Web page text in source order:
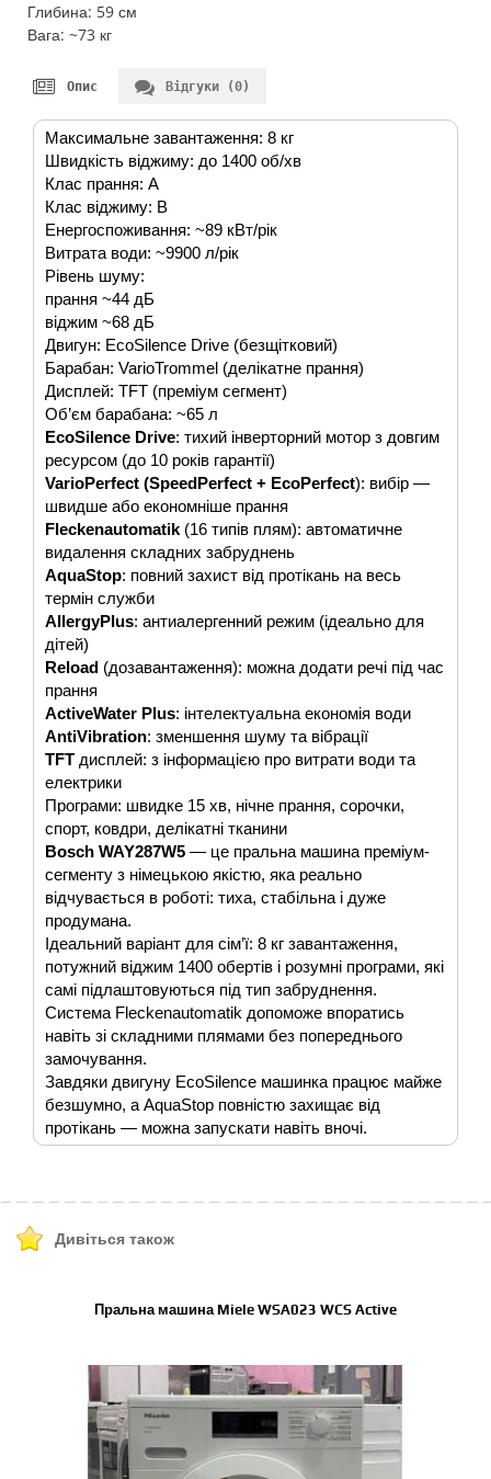
Глибина: 59 см
Вага: ~73 кг
Опис Відгуки (0)
Максимальне завантаження: 8 кг
Швидкість віджиму: до 1400 об/хв
Клас прання: A
Клас віджиму: B
Енергоспоживання: ~89 кВт/рік
Витрата води: ~9900 л/рік
Рівень шуму:
прання ~44 дБ
віджим ~68 дБ
Двигун: EcoSilence Drive (безщітковий)
Барабан: VarioTrommel (делікатне прання)
Дисплей: TFT (преміум сегмент)
Об’єм барабана: ~65 л
EcoSilence Drive: тихий інверторний мотор з довгим
ресурсом (до 10 років гарантії)
VarioPerfect (SpeedPerfect + EcoPerfect): вибір —
швидше або економніше прання
Fleckenautomatik (16 типів плям): автоматичне
видалення складних забруднень
AquaStop: повний захист від протікань на весь
термін служби
AllergyPlus: антиалергенний режим (ідеально для
дітей)
Reload (дозавантаження): можна додати речі під час
прання
ActiveWater Plus: інтелектуальна економія води
AntiVibration: зменшення шуму та вібрації
TFT дисплей: з інформацією про витрати води та
електрики
Програми: швидке 15 хв, нічне прання, сорочки,
спорт, ковдри, делікатні тканини
Bosch WAY287W5 — це пральна машина преміум-
сегменту з німецькою якістю, яка реально
відчувається в роботі: тиха, стабільна і дуже
продумана.
Ідеальний варіант для сім’ї: 8 кг завантаження,
потужний віджим 1400 обертів і розумні програми, які
самі підлаштовуються під тип забруднення.
Система Fleckenautomatik допоможе впоратись
навіть зі складними плямами без попереднього
замочування.
Завдяки двигуну EcoSilence машинка працює майже
безшумно, а AquaStop повністю захищає від
протікань — можна запускати навіть вночі.
Дивіться також
Пральна машина Miele WSA023 WCS Active